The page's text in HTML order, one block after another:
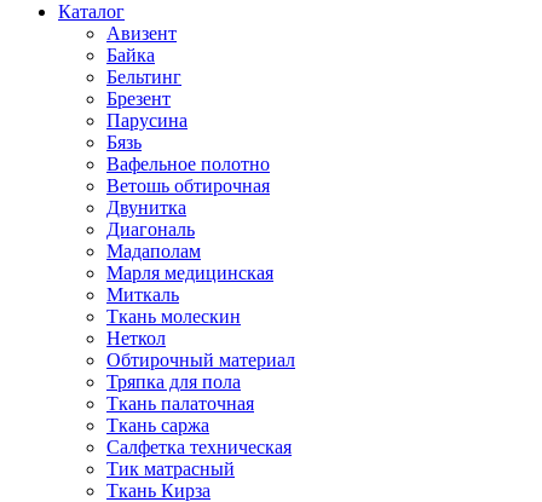
Каталог
Авизент
Байка
Бельтинг
Брезент
Парусина
Бязь
Вафельное полотно
Ветошь обтирочная
Двунитка
Диагональ
Мадаполам
Марля медицинская
Миткаль
Ткань молескин
Неткол
Обтирочный материал
Тряпка для пола
Ткань палаточная
Ткань саржа
Салфетка техническая
Тик матрасный
Ткань Кирза